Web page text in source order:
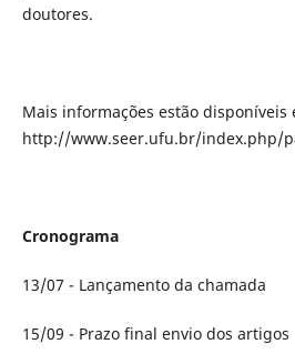
doutores.
Mais informações estão disponíveis
http://www.seer.ufu.br/index.php/
Cronograma
13/07 - Lançamento da chamada
15/09 - Prazo final envio dos artigos